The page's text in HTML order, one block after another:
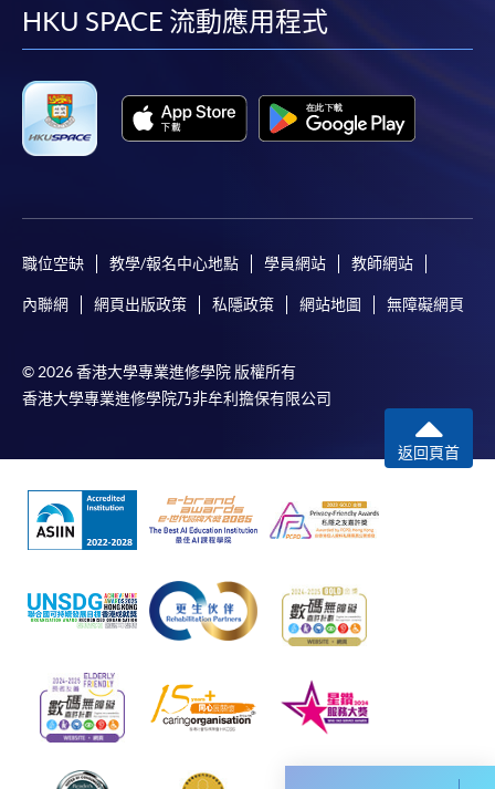
子郵件帳戶。請保留確定回條作日後查詢用途。
除特殊情況(例如課程因報名人數不足而被取消)及
法例規定外，一切已繳費用，概不退還。
如須甄選入學，則正式收據並不可作為 閣下已獲
取錄的證明。學院將在截止報名日期後儘快通知申
免責聲明
本學院為學院開設的其中一些課程提供在線服務的平台。雖然
本學院會力求在有關網頁上刊載的資訊正確和合時，但本學院
卻不能為這些資訊作出任何明確或隱含的保證。本學院尤其不
會保證下列各項：資訊並無侵犯版權，資訊可安全使用、資訊
本學院（包括其僱員及附屬機構）對你在網上付款而由下列原
因所導致的任何損失，一概不負責；上述原因包括：（1）由
付款銀行或獨立商戶因為付款的網關在處理付款的信用卡、付
款卡、智能卡或其他付款的設施時出現任何信息或資訊傳送的
失誤、延誤、中斷、中止、或限制（2）從付款的網關傳送而
（3）付款的網關在完成網上付款時出現的故障、失靈、或失
誤；（4）任何由付款的網關引起或與付款的網關相關的原
因，包括未獲授權進入、資料傳送的改動、任何非法行為等。
facebook
youtube
linkedin
HKU SPACE 流動應用程式
職位空缺 教學/報名中心地點 學員網站 教師網站
內聯網 網頁出版政策 私隱政策 網站地圖 無障礙網頁
© 2026 香港大學專業進修學院 版權所有
香港大學專業進修學院乃非牟利擔保有限公司
返回頁首